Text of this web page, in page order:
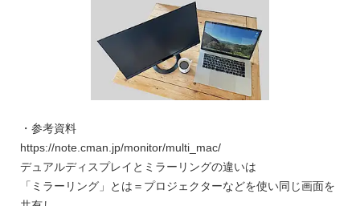
・参考資料
https://note.cman.jp/monitor/multi_mac/
デュアルディスプレイとミラーリングの違いは
「ミラーリング」とは＝プロジェクターなどを使い同じ画面を